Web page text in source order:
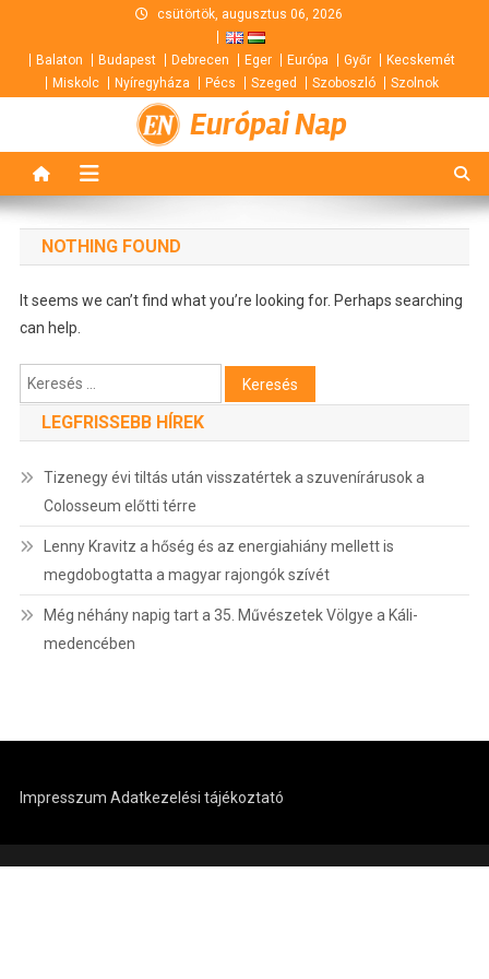
content
csütörtök, augusztus 06, 2026
Balaton Budapest Debrecen Eger Európa Győr
Kecskemét
Miskolc
Nyíregyháza Pécs Szeged Szoboszló Szolnok
Európai Nap
NOTHING FOUND
It seems we can’t find what you’re looking for. Perhaps searching
can help.
Keresés:
LEGFRISSEBB HÍREK
Tizenegy évi tiltás után visszatértek a szuvenírárusok a
Colosseum előtti térre
Lenny Kravitz a hőség és az energiahiány mellett is
megdobogtatta a magyar rajongók szívét
Még néhány napig tart a 35. Művészetek Völgye a Káli-
medencében
Impresszum Adatkezelési tájékoztató